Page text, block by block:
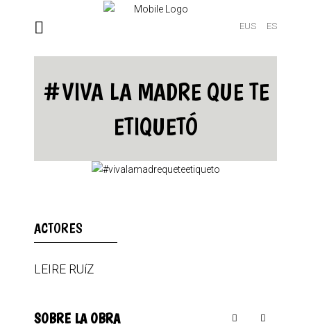
EUS ES
#VIVA LA MADRE QUE TE
ETIQUETÓ
ACTORES
LEIRE RUíZ
SOBRE LA OBRA